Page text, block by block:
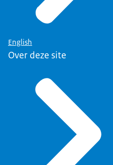
English
Over deze site